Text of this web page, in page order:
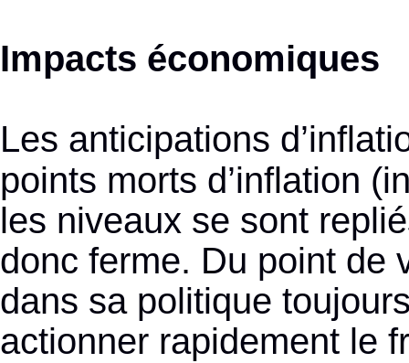
Impacts économiques
Les anticipations
points morts d’inflation
les niveaux se sont
donc ferme. Du point de
dans sa politique
actionner rapidement le